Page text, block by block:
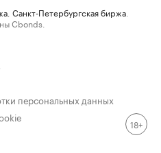
Санкт-Петербургская биржа
Cbonds.
персональных данных
18+